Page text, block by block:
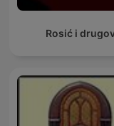
Rosić i